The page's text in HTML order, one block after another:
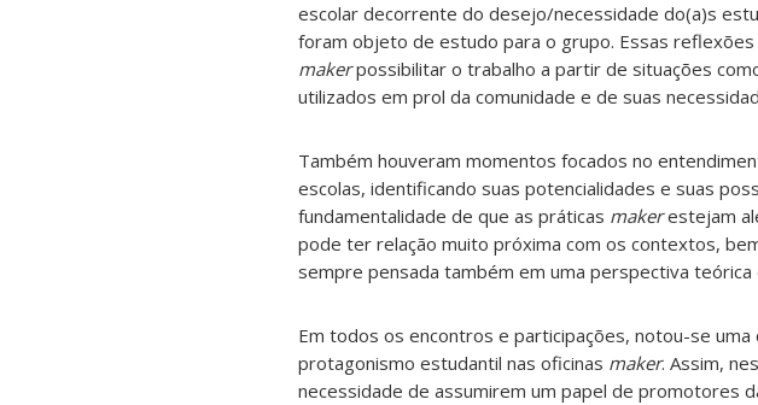
escolar decorrente do desejo/necessidade do(a)s
foram objeto de estudo para o grupo. Essas
makerpossibilitar o trabalho a partir de situações
utilizados em prol da comunidade e de suas
Também houveram momentos focados no
escolas, identificando suas potencialidades e suas
fundamentalidade de que as práticas makerestejam
pode ter relação muito próxima com os contextos,
sempre pensada também em uma perspectiva teórica
Em todos os encontros e participações, notou-se
protagonismo estudantil nas oficinas maker. Assim,
necessidade de assumirem um papel de promotores